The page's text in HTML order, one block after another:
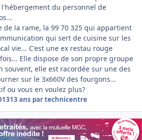
l'hébergement du personnel de
de la rame, la 99 70 325 qui appartient
qui sert de cuisine sur les
vie... C'est une ex restau rouge
Elle dispose de son propre groupe
souvent, elle est racordée sur une des
sur le 3x660V des fourgons...
ou vous en voulez plus?
13 ans par technicentre